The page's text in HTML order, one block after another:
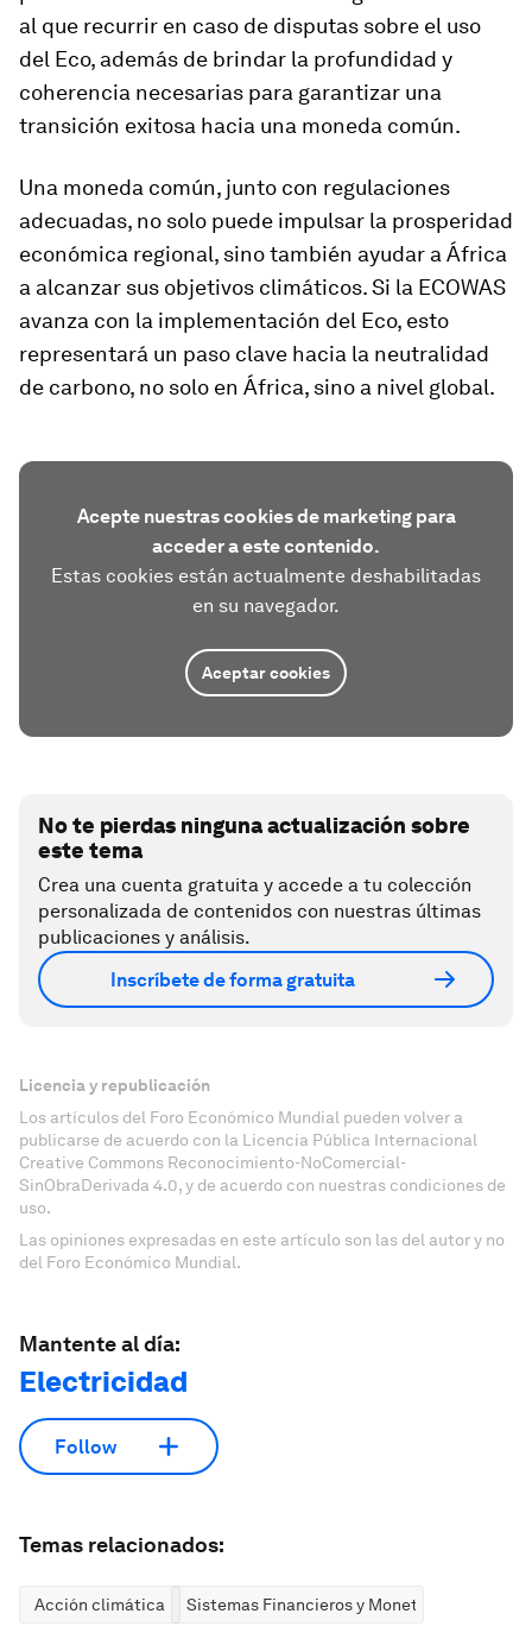
al que recurrir en caso de disputas sobre el uso
del Eco, además de brindar la profundidad y
coherencia necesarias para garantizar una
transición exitosa hacia una moneda común.
Una moneda común, junto con regulaciones
adecuadas, no solo puede impulsar la prosperidad
económica regional, sino también ayudar a África
a alcanzar sus objetivos climáticos. Si la ECOWAS
avanza con la implementación del Eco, esto
representará un paso clave hacia la neutralidad
de carbono, no solo en África, sino a nivel global.
Acepte nuestras cookies de marketing para
acceder a este contenido.
Estas cookies están actualmente deshabilitadas
en su navegador.
Aceptar cookies
No te pierdas ninguna actualización sobre
este tema
Crea una cuenta gratuita y accede a tu colección
personalizada de contenidos con nuestras últimas
publicaciones y análisis.
Inscríbete de forma gratuita
Licencia y republicación
Los artículos del Foro Económico Mundial pueden volver a
publicarse de acuerdo con la Licencia Pública Internacional
Creative Commons Reconocimiento-NoComercial-
SinObraDerivada 4.0, y de acuerdo con nuestras condiciones de
uso.
Las opiniones expresadas en este artículo son las del autor y no
del Foro Económico Mundial.
Mantente al día:
Electricidad
Follow
Temas relacionados:
Acción climática Sistemas Financieros y Monetarios